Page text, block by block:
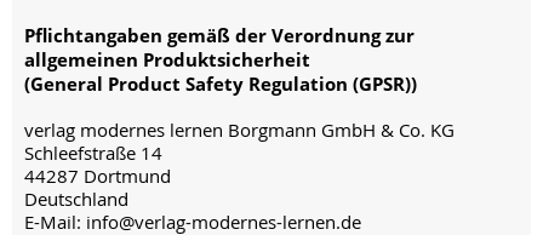
Pflichtangaben gemäß der Verordnung zur
allgemeinen Produktsicherheit
(General Product Safety Regulation (GPSR))
verlag modernes lernen Borgmann GmbH & Co. KG
Schleefstraße 14
44287 Dortmund
Deutschland
E-Mail: info@verlag-modernes-lernen.de